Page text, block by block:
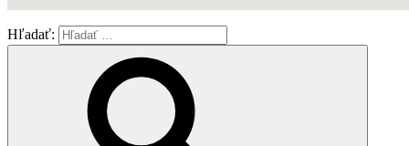
Hľadať: